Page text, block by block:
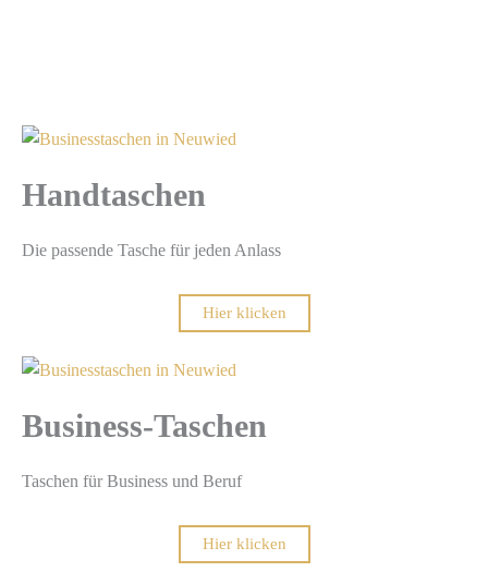
Handtaschen
Die passende Tasche für jeden Anlass
Hier klicken
Business-Taschen
Taschen für Business und Beruf
Hier klicken